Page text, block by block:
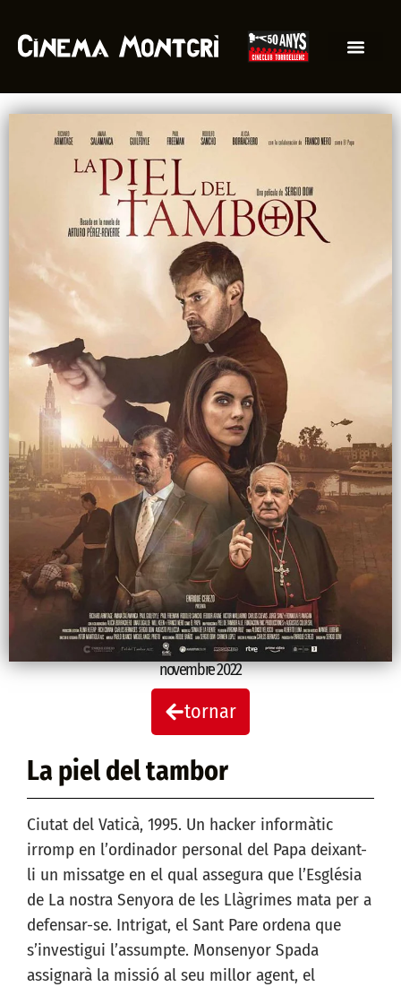
novembre 2022
tornar
La piel del tambor
Ciutat del Vaticà, 1995. Un hacker informàtic
irromp en l’ordinador personal del Papa deixant-
li un missatge en el qual assegura que l’Església
de La nostra Senyora de les Llàgrimes mata per a
defensar-se. Intrigat, el Sant Pare ordena que
s’investigui l’assumpte. Monsenyor Spada
assignarà la missió al seu millor agent, el